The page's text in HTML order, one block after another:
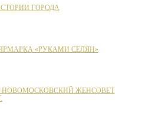
ГОРОДА
«РУКАМИ СЕЛЯН»
НОВОМОСКОВСКИЙ ЖЕНСОВЕТ